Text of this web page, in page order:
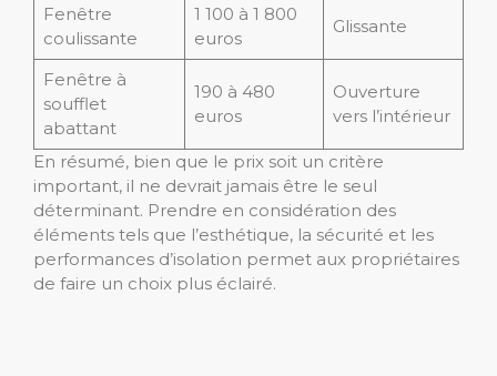
Fenêtre
coulissante
1 100 à 1 800
euros
Glissante
Fenêtre à
soufflet
abattant
190 à 480
euros
Ouverture
vers l’intérieur
En résumé, bien que le prix soit un critère
important, il ne devrait jamais être le seul
déterminant. Prendre en considération des
éléments tels que l’esthétique, la sécurité et les
performances d’isolation permet aux propriétaires
de faire un choix plus éclairé.